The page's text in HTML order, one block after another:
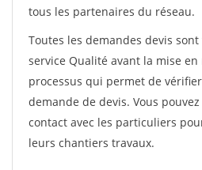
tous les partenaires du réseau.
Toutes les demandes devis
service Qualité avant la mise
processus qui permet de
demande de devis. Vous
contact avec les particuliers
leurs chantiers travaux.